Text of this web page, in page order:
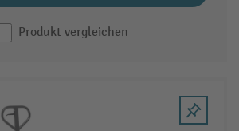
Produkt vergleichen